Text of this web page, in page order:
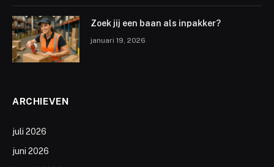
Zoek jij een baan als inpakker?
januari 19, 2026
ARCHIEVEN
juli 2026
juni 2026